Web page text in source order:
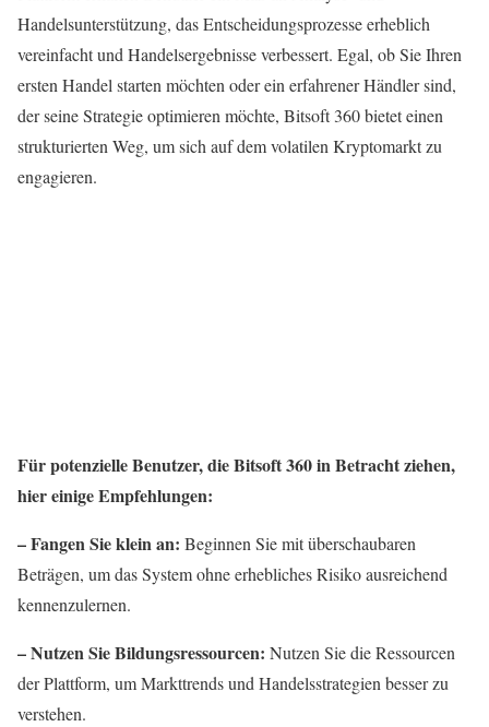
Handelsunterstützung, das Entscheidungsprozesse erheblich
vereinfacht und Handelsergebnisse verbessert. Egal, ob Sie Ihren
ersten Handel starten möchten oder ein erfahrener Händler sind,
der seine Strategie optimieren möchte, Bitsoft 360 bietet einen
strukturierten Weg, um sich auf dem volatilen Kryptomarkt zu
engagieren.
Für potenzielle Benutzer, die Bitsoft 360 in Betracht ziehen,
hier einige Empfehlungen:
– Fangen Sie klein an: Beginnen Sie mit überschaubaren
Beträgen, um das System ohne erhebliches Risiko ausreichend
kennenzulernen.
– Nutzen Sie Bildungsressourcen: Nutzen Sie die Ressourcen
der Plattform, um Markttrends und Handelsstrategien besser zu
verstehen.